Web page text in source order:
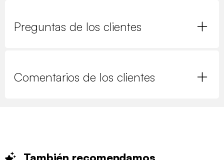
Preguntas de los clientes
Comentarios de los clientes